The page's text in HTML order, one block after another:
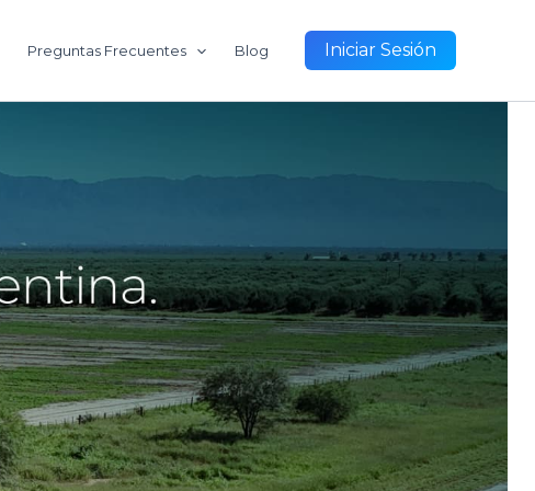
Preguntas Frecuentes Blog Iniciar Sesión